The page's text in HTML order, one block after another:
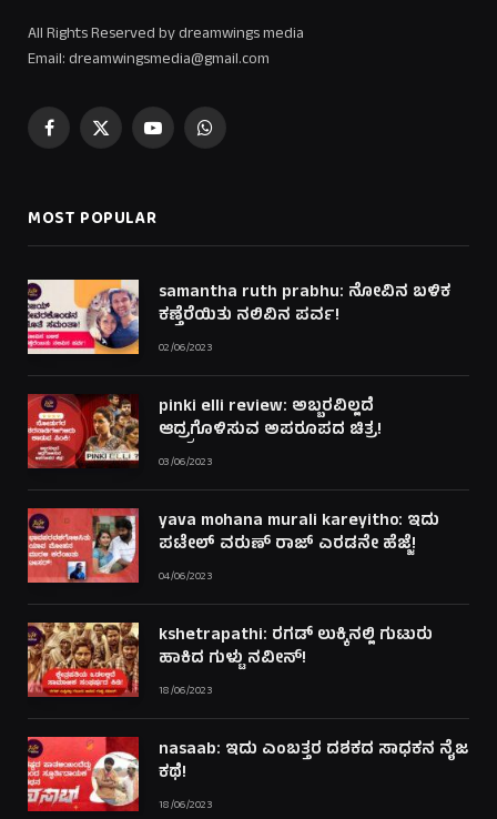
All Rights Reserved by dreamwings media
Email: dreamwingsmedia@gmail.com
Facebook
X
YouTubeWhatsApp
MOST POPULAR
samantha ruth prabhu: ನೋವಿನ ಬಳಿಕ
ಕಣ್ತೆರೆಯಿತು ನಲಿವಿನ ಪರ್ವ!
02/06/2023
pinki elli review: ಅಬ್ಬರವಿಲ್ಲದೆ
ಆದ್ರ್ರಗೊಳಿಸುವ ಅಪರೂಪದ ಚಿತ್ರ!
03/06/2023
yava mohana murali kareyitho: ಇದು
ಪಟೇಲ್ ವರುಣ್ ರಾಜ್ ಎರಡನೇ ಹೆಜ್ಜೆ!
04/06/2023
kshetrapathi: ರಗಡ್ ಲುಕ್ಕಿನಲ್ಲಿ ಗುಟುರು
ಹಾಕಿದ ಗುಳ್ಟು ನವೀನ್!
18/06/2023
nasaab: ಇದು ಎಂಬತ್ತರ ದಶಕದ ಸಾಧಕನ ನೈಜ
ಕಥೆ!
18/06/2023